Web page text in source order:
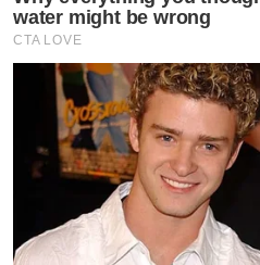
water might be wrong
CTA LOVE